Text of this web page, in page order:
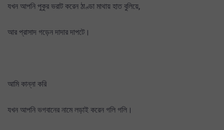
যখন আপনি পুকুর ভরাট করেন ঠাণ্ডা মাথায় হাত বুলিয়ে,
আর প্রাসাদ গড়েন দাদার দাপটে।
আমি কান্না করি
যখন আপনি ভগবানের নামে লড়াই করেন গলি গলি।